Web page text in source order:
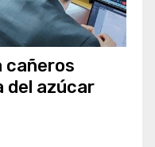
cañeros
del azúcar